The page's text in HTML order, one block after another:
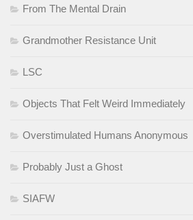
From The Mental Drain
Grandmother Resistance Unit
LSC
Objects That Felt Weird Immediately
Overstimulated Humans Anonymous
Probably Just a Ghost
SIAFW